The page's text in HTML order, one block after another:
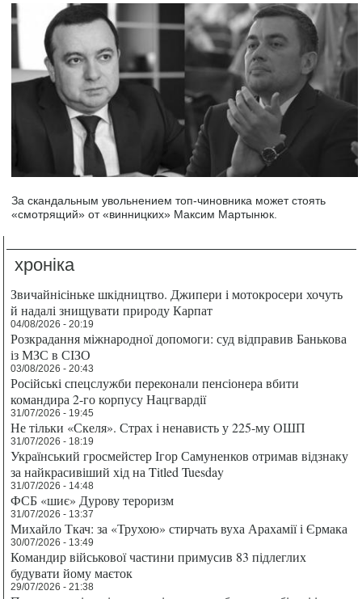
За скандальным увольнением топ-чиновника может стоять
«смотрящий» от «винницких» Максим Мартынюк.
хроніка
Звичайнісіньке шкідництво. Джипери і мотокросери хочуть
й надалі знищувати природу Карпат
04/08/2026 - 20:19
Розкрадання міжнародної допомоги: суд відправив Банькова
із МЗС в СІЗО
03/08/2026 - 20:43
Російські спецслужби переконали пенсіонера вбити
командира 2-го корпусу Нацгвардії
31/07/2026 - 19:45
Не тільки «Скеля». Страх і ненависть у 225-му ОШП
31/07/2026 - 18:19
Український гросмейстер Ігор Самуненков отримав відзнаку
за найкрасивіший хід на Titled Tuesday
31/07/2026 - 14:48
ФСБ «шиє» Дурову тероризм
31/07/2026 - 13:37
Михайло Ткач: за «Трухою» стирчать вуха Арахамії і Єрмака
30/07/2026 - 13:49
Командир військової частини примусив 83 підлеглих
будувати йому маєток
29/07/2026 - 21:38